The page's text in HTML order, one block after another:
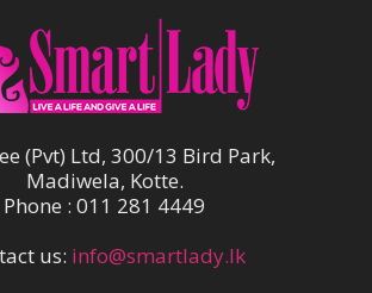
(Pvt) Ltd, 300/13 Bird Park,
Madiwela, Kotte.
Phone : 011 281 4449
us: info@smartlady.lk